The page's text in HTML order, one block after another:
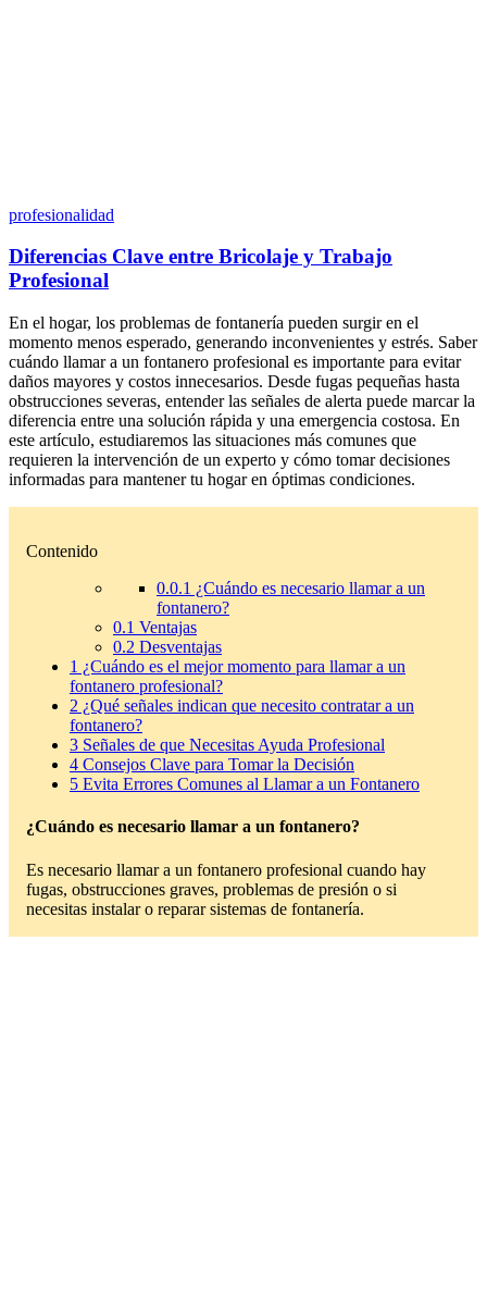
profesionalidad
Diferencias Clave entre Bricolaje y Trabajo
Profesional
En el hogar, los problemas de fontanería pueden surgir en el
momento menos esperado, generando inconvenientes y estrés. Saber
cuándo llamar a un fontanero profesional es importante para evitar
daños mayores y costos innecesarios. Desde fugas pequeñas hasta
obstrucciones severas, entender las señales de alerta puede marcar la
diferencia entre una solución rápida y una emergencia costosa. En
este artículo, estudiaremos las situaciones más comunes que
requieren la intervención de un experto y cómo tomar decisiones
informadas para mantener tu hogar en óptimas condiciones.
Contenido
0.0.1 ¿Cuándo es necesario llamar a un
fontanero?
0.1 Ventajas
0.2 Desventajas
1 ¿Cuándo es el mejor momento para llamar a un
fontanero profesional?
2 ¿Qué señales indican que necesito contratar a un
fontanero?
3 Señales de que Necesitas Ayuda Profesional
4 Consejos Clave para Tomar la Decisión
5 Evita Errores Comunes al Llamar a un Fontanero
¿Cuándo es necesario llamar a un fontanero?
Es necesario llamar a un fontanero profesional cuando hay
fugas, obstrucciones graves, problemas de presión o si
necesitas instalar o reparar sistemas de fontanería.